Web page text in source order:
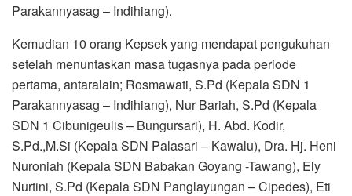
Parakannyasag – Indihiang).
Kemudian 10 orang Kepsek yang mendapat pengukuhan
setelah menuntaskan masa tugasnya pada periode
pertama, antaralain; Rosmawati, S.Pd (Kepala SDN 1
Parakannyasag – Indihiang), Nur Bariah, S.Pd (Kepala
SDN 1 Cibunigeulis – Bungursari), H. Abd. Kodir,
S.Pd.,M.Si (Kepala SDN Palasari – Kawalu), Dra. Hj. Heni
Nuroniah (Kepala SDN Babakan Goyang -Tawang), Ely
Nurtini, S.Pd (Kepala SDN Panglayungan – Cipedes), Eti